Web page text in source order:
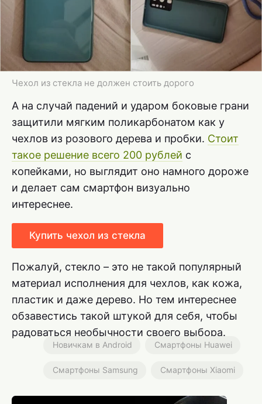
Чехол из стекла не должен стоить дорого
А на случай падений и ударом боковые грани
защитили мягким поликарбонатом как у
чехлов из розового дерева и пробки. Стоит
такое решение всего 200 рублей с
копейками, но выглядит оно намного дороже
и делает сам смартфон визуально
интереснее.
Купить чехол из стекла
Пожалуй, стекло – это не такой популярный
материал исполнения для чехлов, как кожа,
пластик и даже дерево. Но тем интереснее
обзавестись такой штукой для себя, чтобы
радоваться необычности своего выбора.
Новичкам в Android Смартфоны Huawei
Смартфоны Samsung Смартфоны Xiaomi